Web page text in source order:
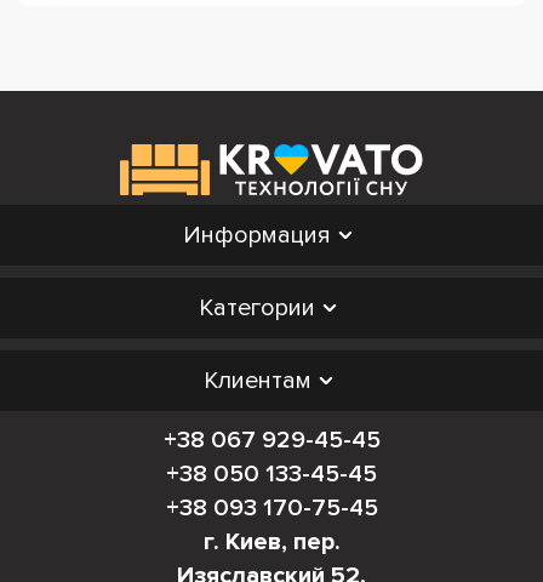
Информация
Категории
Клиентам
+38 067 929-45-45
+38 050 133-45-45
+38 093 170-75-45
г. Киев, пер.
Изяславский 52,